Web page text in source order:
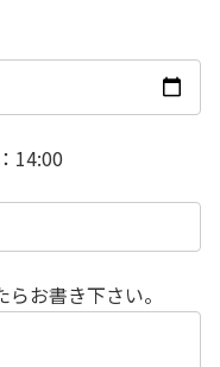
14:00
お書き下さい。